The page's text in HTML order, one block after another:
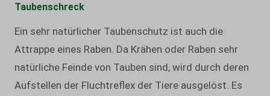
Taubenschreck
Ein sehr natürlicher Taubenschutz ist auch die
Attrappe eines Raben. Da Krähen oder Raben sehr
natürliche Feinde von Tauben sind, wird durch deren
Aufstellen der Fluchtreflex der Tiere ausgelöst. Es